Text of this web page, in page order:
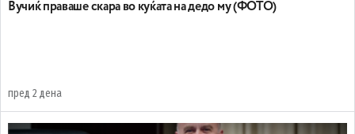
Вучиќ праваше скара во куќата на дедо му (ФОТО)
пред 2 дена